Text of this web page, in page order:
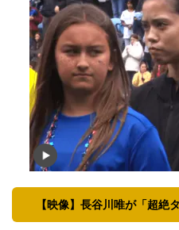
【映像】長谷川唯が「超絶